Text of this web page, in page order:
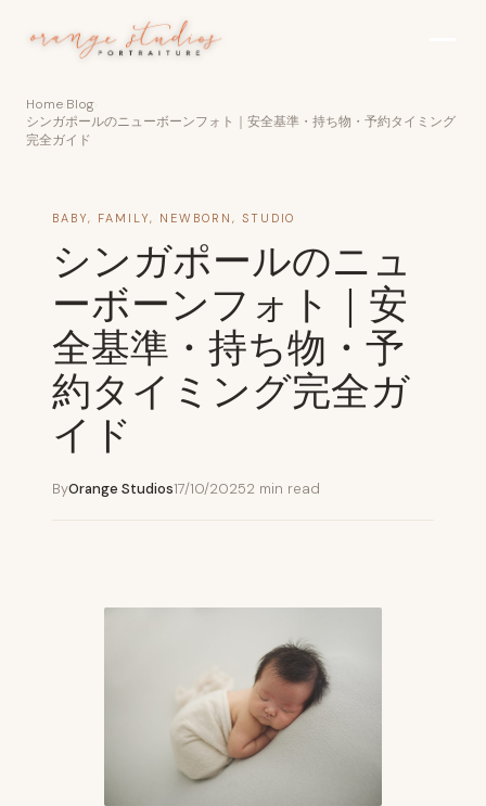
Skip to main content
Home Blog
シンガポールのニューボーンフォト｜安全基準・持ち物・予約タイミング
完全ガイド
BABY, FAMILY, NEWBORN , STUDIO
シンガポールのニュ
ーボーンフォト｜安
全基準・持ち物・予
約タイミング完全ガ
イド
ByOrange Studios17/10/20252 min read